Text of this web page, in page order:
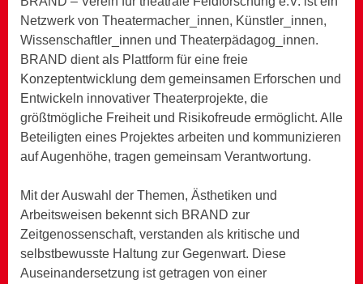
Netzwerk von Theatermacher_innen, Künstler_innen,
Wissenschaftler_innen und Theaterpädagog_innen.
BRAND dient als Plattform für eine freie
Konzeptentwicklung dem gemeinsamen Erforschen und
Entwickeln innovativer Theaterprojekte, die
größtmögliche Freiheit und Risikofreude ermöglicht. Alle
Beteiligten eines Projektes arbeiten und kommunizieren
auf Augenhöhe, tragen gemeinsam Verantwortung.
Mit der Auswahl der Themen, Ästhetiken und
Arbeitsweisen bekennt sich BRAND zur
Zeitgenossenschaft, verstanden als kritische und
selbstbewusste Haltung zur Gegenwart. Diese
Auseinandersetzung ist getragen von einer